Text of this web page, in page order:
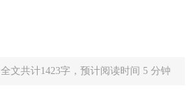
全文共计1423字，预计阅读时间 5 分钟